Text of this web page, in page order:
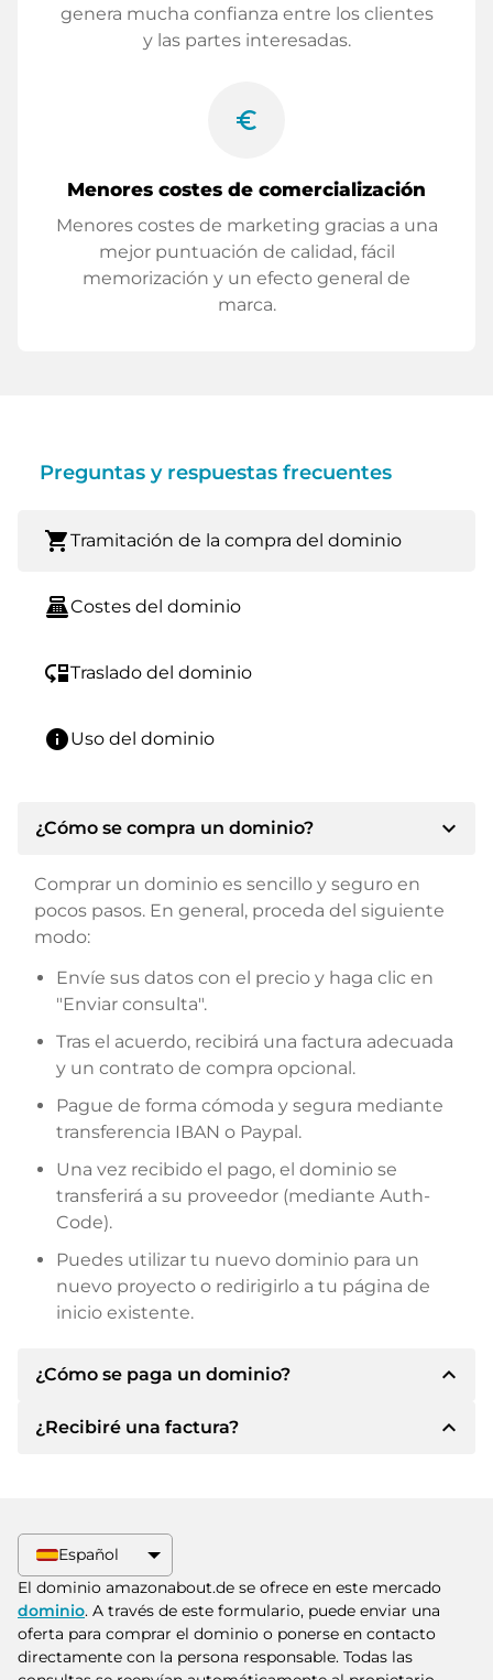
genera mucha confianza entre los clientes
y las partes interesadas.
euro_symbol
Menores costes de comercialización
Menores costes de marketing gracias a una
mejor puntuación de calidad, fácil
memorización y un efecto general de
marca.
Preguntas y respuestas frecuentes
shopping_cartTramitación de la compra del dominio
point_of_saleCostes del dominio
move_downTraslado del dominio
infoUso del dominio
¿Cómo se compra un dominio? expand_more
Comprar un dominio es sencillo y seguro en
pocos pasos. En general, proceda del siguiente
modo:
Envíe sus datos con el precio y haga clic en
"Enviar consulta".
Tras el acuerdo, recibirá una factura adecuada
y un contrato de compra opcional.
Pague de forma cómoda y segura mediante
transferencia IBAN o Paypal.
Una vez recibido el pago, el dominio se
transferirá a su proveedor (mediante Auth-
Code).
Puedes utilizar tu nuevo dominio para un
nuevo proyecto o redirigirlo a tu página de
inicio existente.
¿Cómo se paga un dominio? expand_less
Tras llegar a un acuerdo, el propietario le
Paypal u otros métodos de pago.
Indique siempre el nombre de dominio y el
número de factura al realizar la transferencia.
¿Recibiré una factura? expand_less
superiores, también recibirá un contrato de
compra adicional si lo solicita.
Español
El dominio amazonabout.de se ofrece en este mercado
dominio. A través de este formulario, puede enviar una
oferta para comprar el dominio o ponerse en contacto
directamente con la persona responsable. Todas las